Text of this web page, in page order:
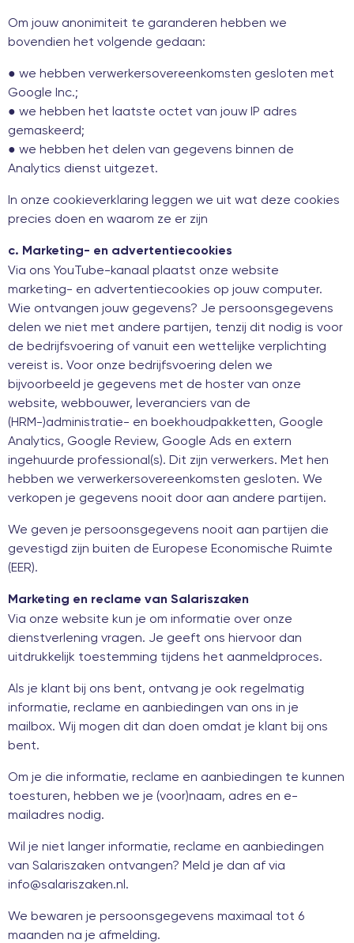
Om jouw anonimiteit te garanderen hebben we
bovendien het volgende gedaan:
● we hebben verwerkersovereenkomsten gesloten met
Google Inc.;
● we hebben het laatste octet van jouw IP adres
gemaskeerd;
● we hebben het delen van gegevens binnen de
Analytics dienst uitgezet.
In onze cookieverklaring leggen we uit wat deze cookies
precies doen en waarom ze er zijn
c. Marketing- en advertentiecookies
Via ons YouTube-kanaal plaatst onze website
marketing- en advertentiecookies op jouw computer.
Wie ontvangen jouw gegevens? Je persoonsgegevens
delen we niet met andere partijen, tenzij dit nodig is voor
de bedrijfsvoering of vanuit een wettelijke verplichting
vereist is. Voor onze bedrijfsvoering delen we
bijvoorbeeld je gegevens met de hoster van onze
website, webbouwer, leveranciers van de
(HRM-)administratie- en boekhoudpakketten, Google
Analytics, Google Review, Google Ads en extern
ingehuurde professional(s). Dit zijn verwerkers. Met hen
hebben we verwerkersovereenkomsten gesloten. We
verkopen je gegevens nooit door aan andere partijen.
We geven je persoonsgegevens nooit aan partijen die
gevestigd zijn buiten de Europese Economische Ruimte
(EER).
Marketing en reclame van Salariszaken
Via onze website kun je om informatie over onze
dienstverlening vragen. Je geeft ons hiervoor dan
uitdrukkelijk toestemming tijdens het aanmeldproces.
Als je klant bij ons bent, ontvang je ook regelmatig
informatie, reclame en aanbiedingen van ons in je
mailbox. Wij mogen dit dan doen omdat je klant bij ons
bent.
Om je die informatie, reclame en aanbiedingen te kunnen
toesturen, hebben we je (voor)naam, adres en e-
mailadres nodig.
Wil je niet langer informatie, reclame en aanbiedingen
van Salariszaken ontvangen? Meld je dan af via
info@salariszaken.nl.
We bewaren je persoonsgegevens maximaal tot 6
maanden na je afmelding.